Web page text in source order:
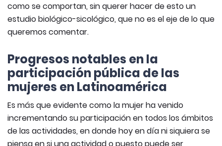
como se comportan, sin querer hacer de esto un
estudio biológico-sicológico, que no es el eje de lo que
queremos comentar.
Progresos notables en la
participación pública de las
mujeres en Latinoamérica
Es más que evidente como la mujer ha venido
incrementando su participación en todos los ámbitos
de las actividades, en donde hoy en día ni siquiera se